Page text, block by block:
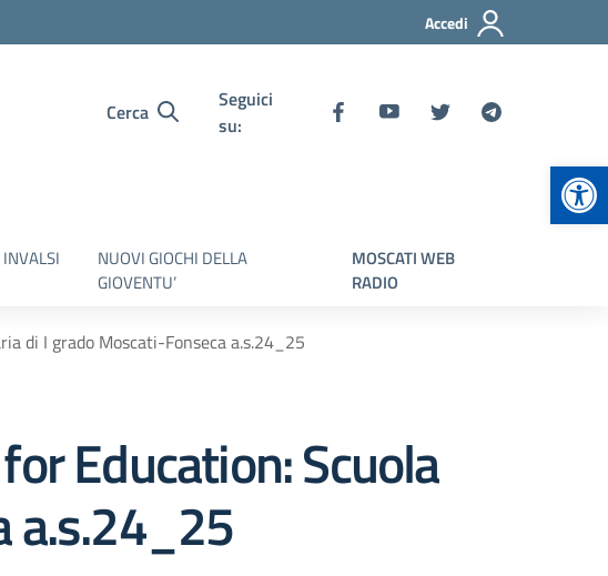
Accedi
Cerca
Seguici
su:
INVALSI
NUOVI GIOCHI DELLA
GIOVENTU’
MOSCATI WEB
RADIO
di I grado Moscati-Fonseca a.s.24_25
Education: Scuola
a.s.24_25